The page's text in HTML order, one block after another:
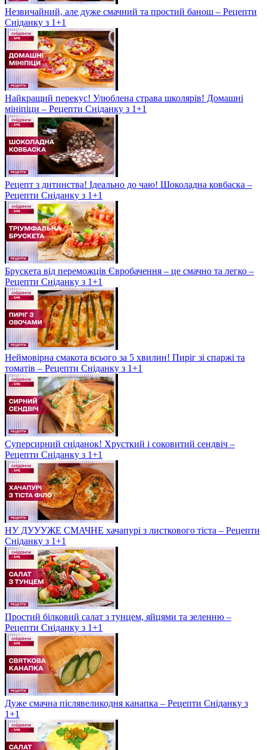
Незвичайний, але дуже смачний та простий банош – Рецепти
Сніданку з 1+1
Найкращий перекус! Улюблена страва школярів! Домашні
мініпіци – Рецепти Сніданку з 1+1
Рецепт з дитинства! Ідеально до чаю! Шоколадна ковбаска –
Рецепти Сніданку з 1+1
Брускета від переможців Євробачення – це смачно та легко –
Рецепти Сніданку з 1+1
Неймовірна смакота всього за 5 хвилин! Пиріг зі спаржі та
томатів – Рецепти Сніданку з 1+1
Суперсирний сніданок! Хрусткий і соковитий сендвіч –
Рецепти Сніданку з 1+1
НУ ДУУУЖЕ СМАЧНЕ хачапурі з листкового тіста – Рецепти
Сніданку з 1+1
Простий білковий салат з тунцем, яйцями та зеленню –
Рецепти Сніданку з 1+1
Дуже смачна післявеликодня канапка – Рецепти Сніданку з
1+1